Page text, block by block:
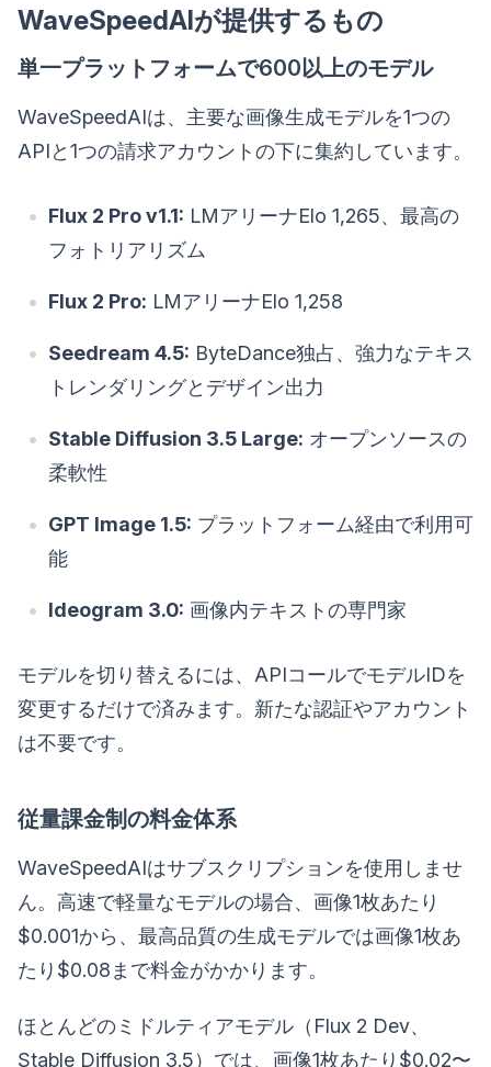
WaveSpeedAIが提供するもの
単一プラットフォームで600以上のモデル
WaveSpeedAIは、主要な画像生成モデルを1つの
APIと1つの請求アカウントの下に集約しています。
Flux 2 Pro v1.1: LMアリーナElo 1,265、最高の
フォトリアリズム
Flux 2 Pro: LMアリーナElo 1,258
Seedream 4.5: ByteDance独占、強力なテキス
トレンダリングとデザイン出力
Stable Diffusion 3.5 Large: オープンソースの
柔軟性
GPT Image 1.5: プラットフォーム経由で利用可
能
Ideogram 3.0: 画像内テキストの専門家
モデルを切り替えるには、APIコールでモデルIDを
変更するだけで済みます。新たな認証やアカウント
は不要です。
従量課金制の料金体系
WaveSpeedAIはサブスクリプションを使用しませ
ん。高速で軽量なモデルの場合、画像1枚あたり
$0.001から、最高品質の生成モデルでは画像1枚あ
たり$0.08まで料金がかかります。
ほとんどのミドルティアモデル（Flux 2 Dev、
Stable Diffusion 3.5）では、画像1枚あたり$0.02〜